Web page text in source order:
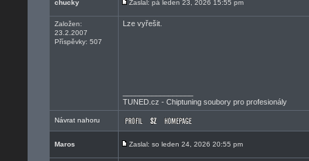
chucky Zaslal: pá leden 23, 2026 15:55 pm
Založen:
23.2.2007
Příspěvky: 507
Lze vyřešit.
TUNED.cz - Chiptuning soubory pro profesionály
Návrat nahoru
Maros Zaslal: so leden 24, 2026 20:55 pm